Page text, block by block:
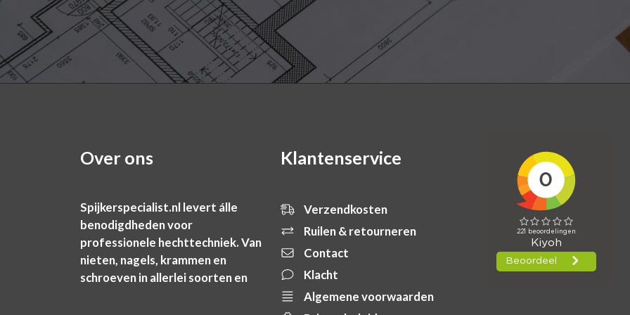
Over ons
Spijkerspecialist.nl levert álle
benodigdheden voor
professionele hechttechniek. Van
nieten, nagels, krammen en
schroeven in allerlei soorten en
Klantenservice
Verzendkosten
Ruilen & retourneren
Contact
Klacht
Algemene voorwaarden